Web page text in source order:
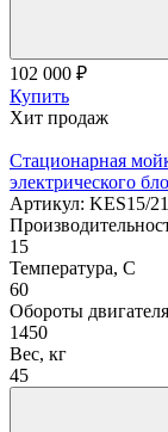
102 000 ₽
Купить
Хит продаж
Стационарная
электрического
Артикул: KES15/
15
Температура, C
60
Обороты
1450
Вес, кг
45